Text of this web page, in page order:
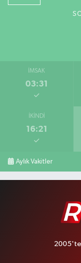
İMSAK
03:31
İKINDI
16:21
Aylık Vakitler